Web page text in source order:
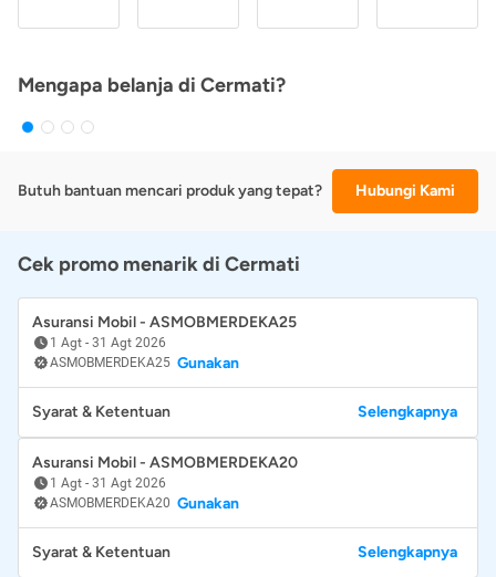
Mengapa belanja di Cermati?
Butuh bantuan mencari produk yang tepat? Hubungi Kami
Cek promo menarik di Cermati
Asuransi Mobil - ASMOBMERDEKA25
1 Agt - 31 Agt 2026
ASMOBMERDEKA25 Gunakan
Syarat & Ketentuan Selengkapnya
Asuransi Mobil - ASMOBMERDEKA20
1 Agt - 31 Agt 2026
ASMOBMERDEKA20 Gunakan
Syarat & Ketentuan Selengkapnya